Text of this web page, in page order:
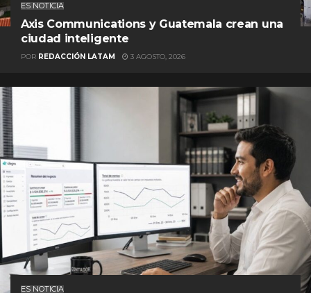
ES NOTICIA
Axis Communications y Guatemala crean una
ciudad inteligente
POR REDACCIÓN LATAM 3 AGOSTO, 2026
ES NOTICIA